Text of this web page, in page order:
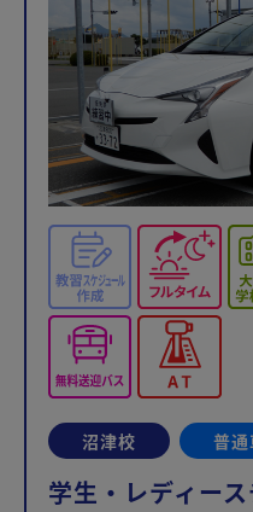
沼津校 普通
学生・レディー